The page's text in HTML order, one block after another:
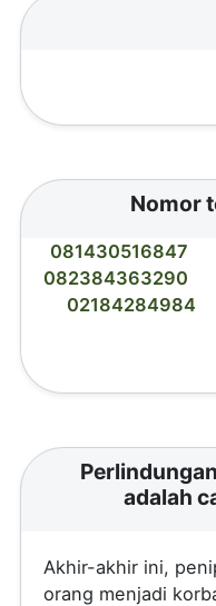
Nomor
081430516847
082384363290
02184284984
adalah
Akhir-akhir ini,
orang menjadi